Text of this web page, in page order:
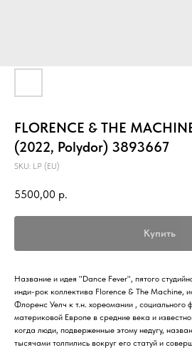
FLORENCE & THE
(2022, Polydor) 3893667
SKU: LP (EU)
5500,00 р.
Купить
Название и идея "Dance Fever", пятого
инди-рок коллектива Florence & The Machine,
Флоренс Уелч к т.н. хореомании , социального
материковой Европе в средние века и
когда люди, подверженные этому недугу,
тысячами толпились вокруг его статуй и